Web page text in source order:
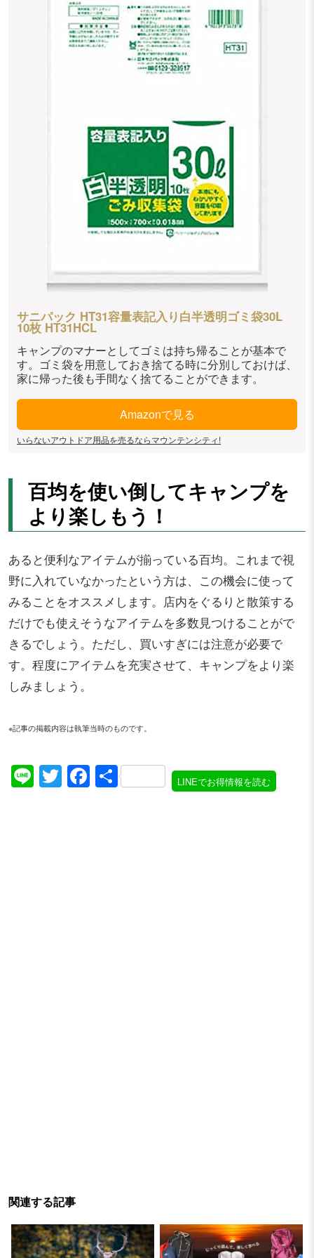
サニパック HT31容量表記入り白半透明ゴミ袋30L
10枚 HT31HCL
キャンプのマナーとしてゴミは持ち帰ることが基本で
す。ゴミ袋を用意しておき捨てる時に分別しておけば、
家に帰った後も手間なく捨てることができます。
Amazonで見る
いらないアウトドア用品を売るならマウンテンシティ!
百均を使い倒してキャンプを
より楽しもう！
あると便利なアイテムが揃っている百均。これまで視
野に入れていなかったという方は、この機会に使って
みることをオススメします。店内をぐるりと散策する
だけでも使えそうなアイテムを多数見つけることがで
きるでしょう。ただし、買いすぎには注意が必要で
す。程度にアイテムを充実させて、キャンプをより楽
しみましょう。
※記事の掲載内容は執筆当時のものです。
LineTwitter
Facebook
共
有
LINEでお得情報を読む
関連する記事